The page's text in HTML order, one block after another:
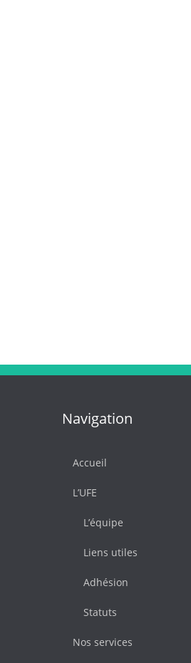
Navigation
Accueil
L’UFE
L’équipe
Liens utiles
Adhésion
Statuts
Nos services